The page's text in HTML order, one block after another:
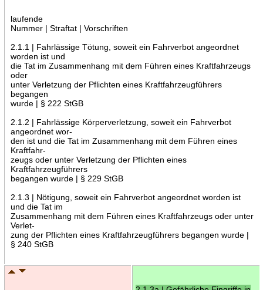
laufende
Nummer | Straftat | Vorschriften
2.1.1 | Fahrlässige Tötung, soweit ein Fahrverbot angeordnet
worden ist und
die Tat im Zusammenhang mit dem Führen eines Kraftfahrzeugs
oder
unter Verletzung der Pflichten eines Kraftfahrzeugführers
begangen
wurde | § 222 StGB
2.1.2 | Fahrlässige Körperverletzung, soweit ein Fahrverbot
angeordnet wor-
den ist und die Tat im Zusammenhang mit dem Führen eines
Kraftfahr-
zeugs oder unter Verletzung der Pflichten eines
Kraftfahrzeugführers
begangen wurde | § 229 StGB
2.1.3 | Nötigung, soweit ein Fahrverbot angeordnet worden ist
und die Tat im
Zusammenhang mit dem Führen eines Kraftfahrzeugs oder unter
Verlet-
zung der Pflichten eines Kraftfahrzeugführers begangen wurde |
§ 240 StGB